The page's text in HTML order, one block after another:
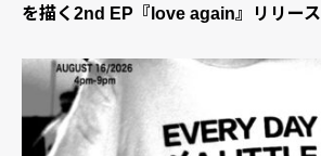
を描く2nd EP『love again』リリース